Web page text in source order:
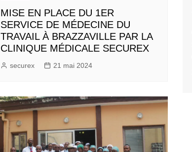
MISE EN PLACE DU 1ER
SERVICE DE MÉDECINE DU
TRAVAIL À BRAZZAVILLE PAR LA
CLINIQUE MÉDICALE SECUREX
securex 21 mai 2024